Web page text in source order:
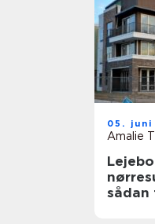
05. juni
Amalie
sådan